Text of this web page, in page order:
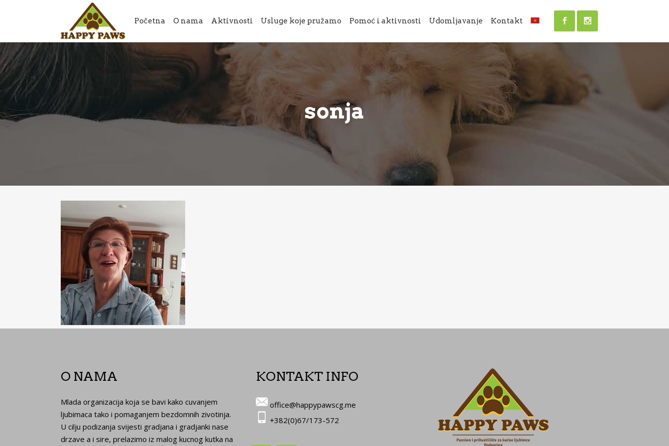
Početna O nama Aktivnosti Usluge koje pružamo Pomoć i aktivnosti Udomljavanje Kontakt
sonja
O NAMA
Mlada organizacija koja se bavi kako cuvanjem
ljubimaca tako i pomaganjem bezdomnih zivotinja.
U cilju podizanja svijesti gradjana i gradjanki nase
drzave a i sire, prelazimo iz malog kucnog kutka na
KONTAKT INFO
office@happypawscg.me
+382(0)67/173-572